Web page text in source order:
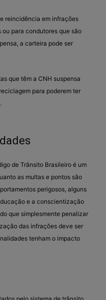
reincidência em infrações
ou para condutores que são
a carteira pode ser
que têm a CNH suspensa
para poderem ter
de Trânsito Brasileiro é um
as multas e pontos são
perigosos, alguns
e a conscientização
que simplesmente penalizar
das infrações deve ser
tenham o impacto